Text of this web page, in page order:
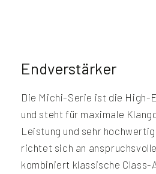
Endverstärker
Die Michi-Serie ist die High-
und steht für maximale
Leistung und sehr
richtet sich an
kombiniert klassische Class-